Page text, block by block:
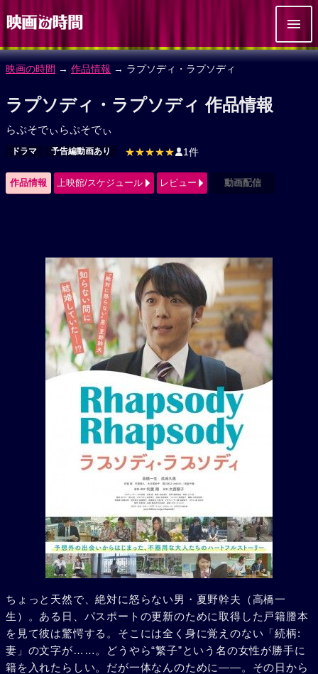
映画の時間 → 作品情報 → ラプソディ・ラプソディ
ラプソディ・ラプソディ 作品情報
らぷそでぃらぷそでぃ
ドラマ 予告編動画あり ★★★★★ 1件
作品情報 上映館/スケジュール レビュー 動画配信
ちょっと天然で、絶対に怒らない男・夏野幹夫（高橋一
生）。ある日、パスポートの更新のために取得した戸籍謄本
を見て彼は驚愕する。そこには全く身に覚えのない「続柄:
妻」の文字が……。どうやら“繁子”という名の女性が勝手に
籍を入れたらしい。だが一体なんのために――。その日から